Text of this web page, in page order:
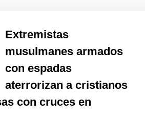
Extremistas
musulmanes armados
con espadas
aterrorizan a cristianos
con cruces en